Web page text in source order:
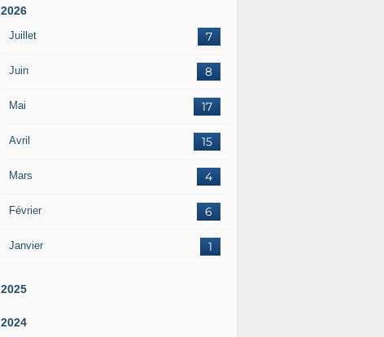
2026
Juillet 7
Juin 8
Mai 17
Avril 15
Mars 4
Février 6
Janvier 1
2025
2024